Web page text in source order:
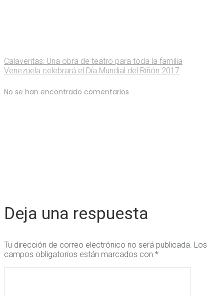
Calaveritas: Una obra de teatro para toda la familia
Venezuela celebrará el Día Mundial del Riñón 2017
No se han encontrado comentarios
Deja una respuesta
Tu dirección de correo electrónico no será publicada. Los
campos obligatorios están marcados con *